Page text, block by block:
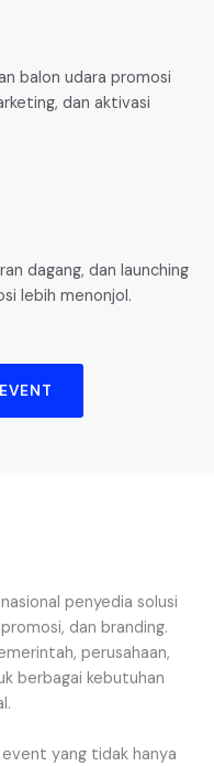
balon udara promosi
dan aktivasi
dagang, dan launching
lebih menonjol.
penyedia solusi
dan branding.
perusahaan,
berbagai kebutuhan
yang tidak hanya